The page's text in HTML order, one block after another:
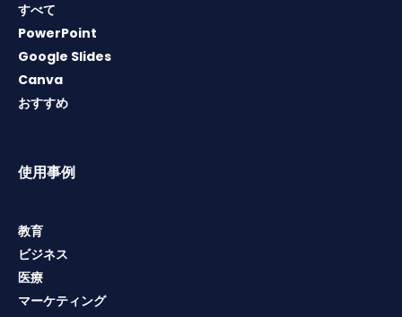
すべて
PowerPoint
Google Slides
Canva
おすすめ
使用事例
教育
ビジネス
医療
マーケティング